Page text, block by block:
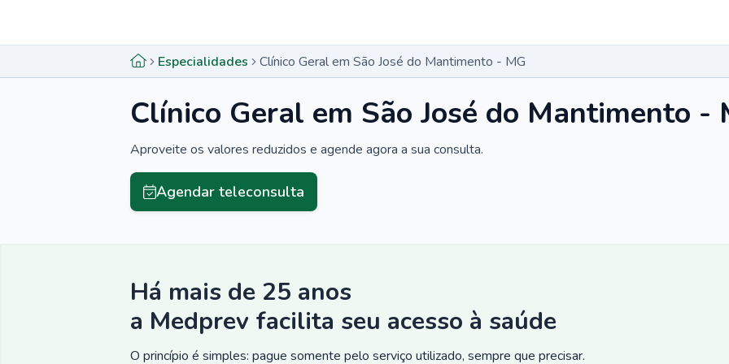
Especialidades Clínico Geral em São José do Mantimento - MG
Clínico Geral em São José do Mantimento -
Aproveite os valores reduzidos e agende agora a sua consulta.
Agendar teleconsulta
Há mais de 25 anos
a Medprev facilita seu acesso à saúde
O princípio é simples: pague somente pelo serviço utilizado, sempre que precisar.